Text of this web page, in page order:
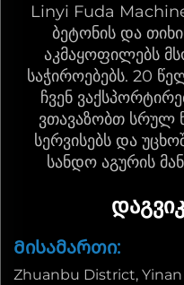
Linyi Fuda
ბეტონის და
აკმაყოფილებს
საჭიროებებს. 20
ჩვენ
ვთავაზობთ სრულ
სერვისებს და
სანდო აგურის
Მისამართი:
Zhuanbu District,